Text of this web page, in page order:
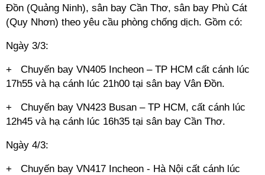
Đồn (Quảng Ninh), sân bay Cần Thơ, sân bay Phù Cát
(Quy Nhơn) theo yêu cầu phòng chống dịch. Gồm có:
Ngày 3/3:
+ Chuyến bay VN405 Incheon – TP HCM cất cánh lúc
17h55 và hạ cánh lúc 21h00 tại sân bay Vân Đồn.
+ Chuyến bay VN423 Busan – TP HCM, cất cánh lúc
12h45 và hạ cánh lúc 16h35 tại sân bay Cần Thơ.
Ngày 4/3:
+ Chuyến bay VN417 Incheon - Hà Nội cất cánh lúc